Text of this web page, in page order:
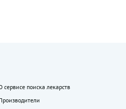
сервисе поиска лекарств